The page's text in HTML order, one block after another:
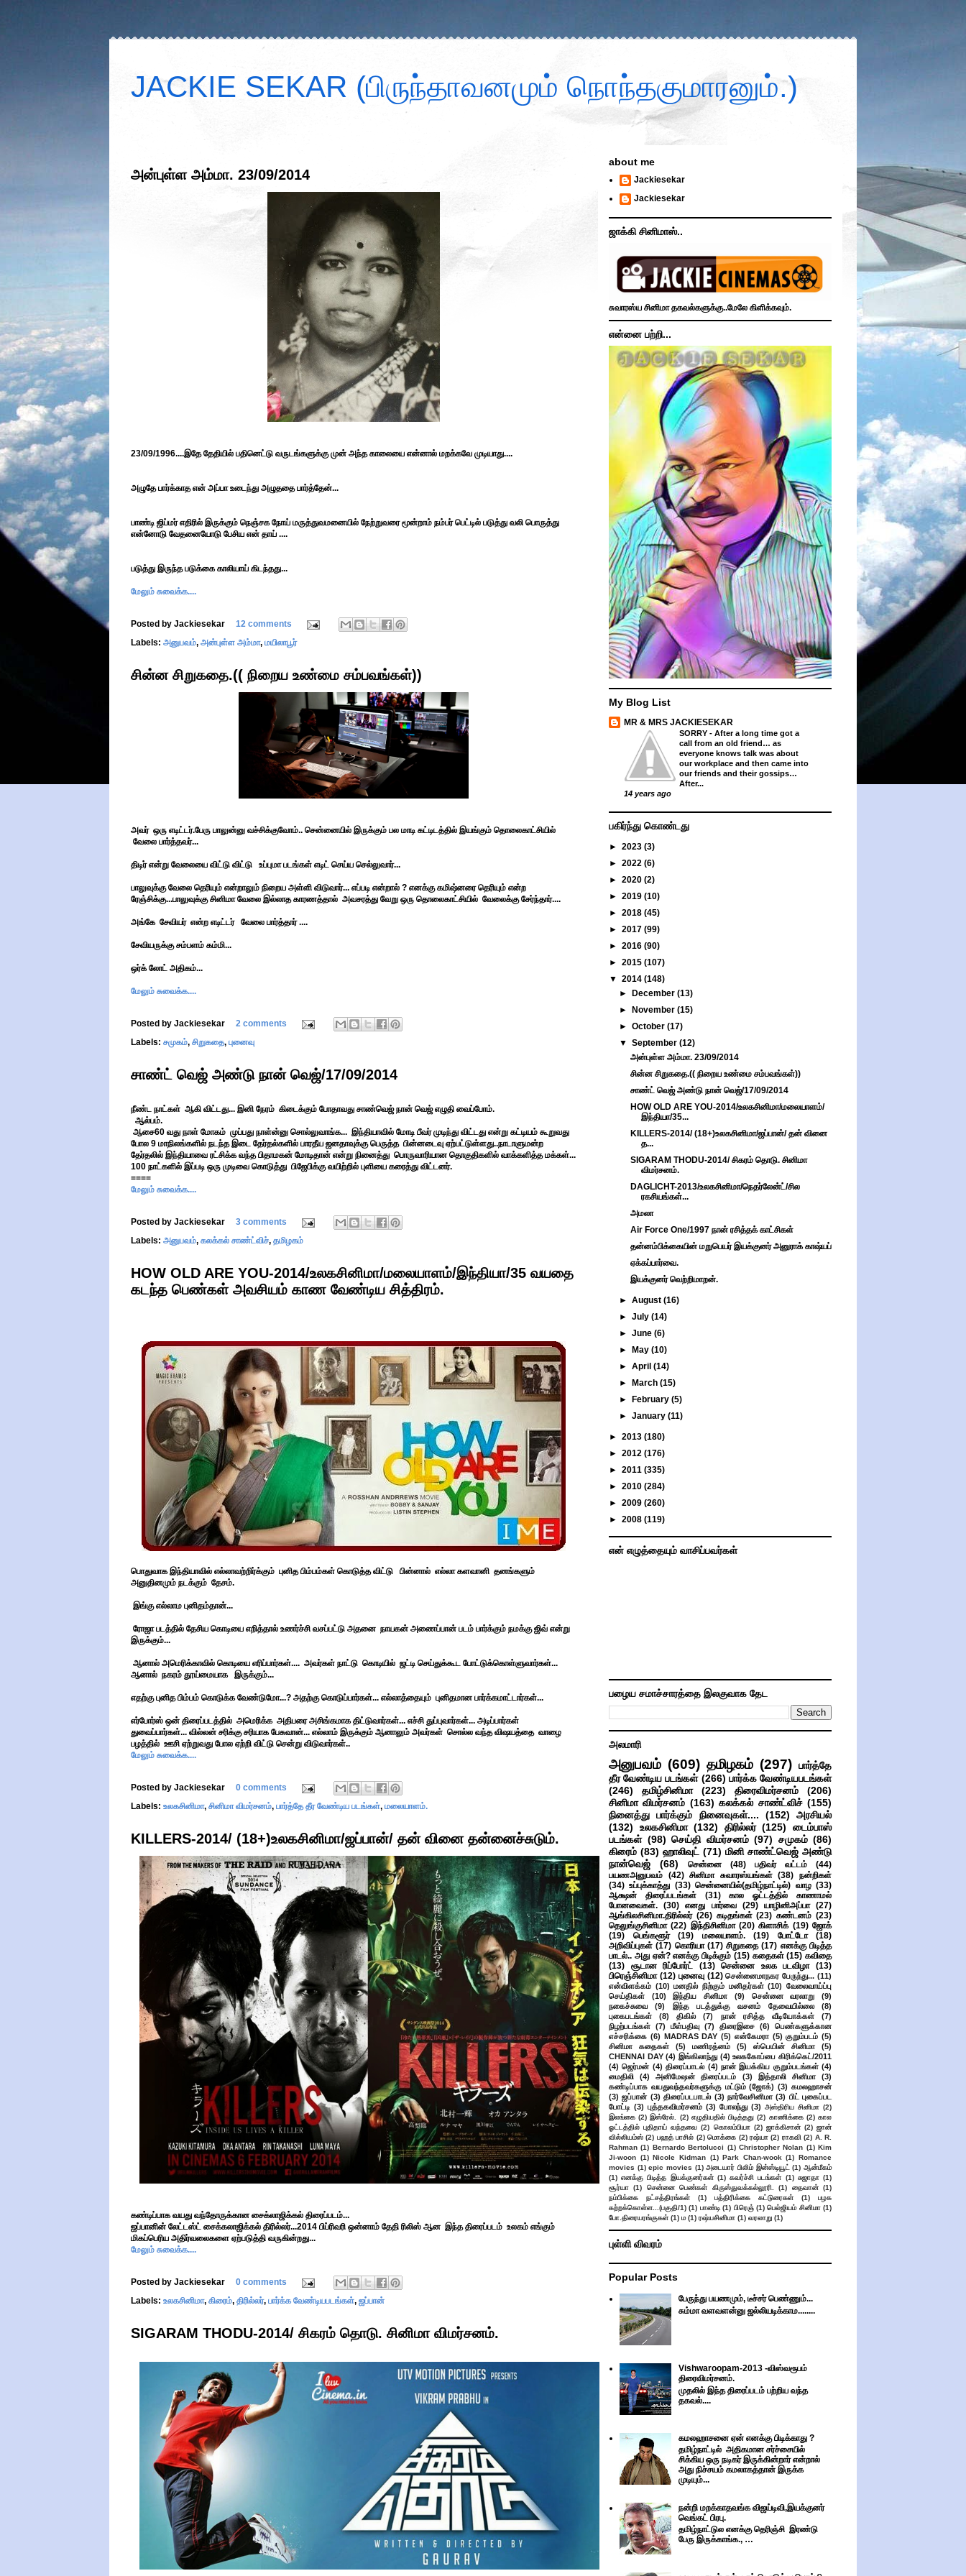
JACKIE SEKAR (பிருந்தாவனமும் நொந்தகுமாரனும்.)
அன்புள்ள அம்மா. 23/09/2014
23/09/1996....இதே தேதியில் பதினெட்டு வருடங்களுக்கு முன் அந்த காலையை என்னால் மறக்கவே முடியாது....
அழுதே பார்க்காத என் அப்பா உடைந்து அழுததை பார்த்தேன்...
பாண்டி ஜிப்மர் எதிரில் இருக்கும் நெஞ்சக நோய் மருத்துவமனையில் நேற்றுவரை மூன்றாம் நம்பர் பெட்டில் படுத்து வலி பொருத்து
என்னோடு வேதனையோடு பேசிய என் தாய் ....
படுத்து இருந்த படுக்கை காலியாய் கிடந்தது...
மேலும் சுவைக்க....
Posted by Jackiesekar
12 comments
Labels: அனுபவம், அன்புள்ள அம்மா, மயிலாபூர்
சின்ன சிறுகதை.(( நிறைய உண்மை சம்பவங்கள்))
அவர் ஒரு எடிட்டர்.பேரு பாலுன்னு வச்சிக்குவோம்.. சென்னையில் இருக்கும் பல மாடி கட்டிடத்தில் இயங்கும் தொலைகாட்சியில்
வேலை பார்த்தவர்...
திடிர் என்று வேலையை விட்டு விட்டு உப்புமா படங்கள் எடிட் செய்ய செல்லுவார்...
பாலுவுக்கு வேலை தெரியும் என்றாலும் நிறைய அள்ளி விடுவார்... எப்படி என்றால் ? எனக்கு கமிஷ்னரை தெரியும் என்ற
ரேஞ்சிக்கு...பாலுவுக்கு சினிமா வேலை இல்லாத காரணத்தால் அவசரத்து வேறு ஒரு தொலைகாட்சியில் வேலைக்கு சேர்ந்தார்....
அங்கே சேவியர் என்ற எடிட்டர் வேலை பார்த்தார் ....
சேவியருக்கு சம்பளம் கம்மி...
ஒர்க் லோட் அதிகம்...
மேலும் சுவைக்க....
Posted by Jackiesekar
2 comments
Labels: சமுகம், சிறுகதை, புனைவு
சாண்ட் வெஜ் அண்டு நான் வெஜ்/17/09/2014
நீண்ட நாட்கள் ஆகி விட்டது... இனி நேரம் கிடைக்கும் போதாவது சாண்வெஜ் நான் வெஜ் எழுதி வைப்போம்.
ஆல்பம்.
ஆசை60 வது நாள் மோகம் முப்பது நாள்ன்னு சொல்லுவாங்க... இந்தியாவில் மோடி பீவர் முடிந்து விட்டது என்று கட்டியம் கூறுவது
போல 9 மாநிலங்களில் நடந்த இடை தேர்தல்களில் பாரதீய ஜனதாவுக்கு பெருத்த பின்னடைவு ஏற்பட்டுள்ளது..நாடாளுமன்ற
தேர்தலில் இந்தியாவை ரட்சிக்க வந்த பிதாமகன் மோடிதான் என்று நினைத்து பொருவாரியான தொகுதிகளில் வாக்களித்த மக்கள்...
100 நாட்களில் இப்படி ஒரு முடிவை கொடுத்து பிஜேபிக்கு வயிற்றில் புளியை கரைத்து விட்டனர்.
====
மேலும் சுவைக்க....
Posted by Jackiesekar
3 comments
Labels: அனுபவம், கலக்கல் சாண்ட்விச், தமிழகம்
HOW OLD ARE YOU-2014/உலகசினிமா/மலையாளம்/இந்தியா/35 வயதை
கடந்த பெண்கள் அவசியம் காண வேண்டிய சித்திரம்.
பொதுவாக இந்தியாவில் எல்லாவற்றிர்க்கும் புனித பிம்பம்கள் கொடுத்த விட்டு பின்னால் எல்லா களவானி தனங்களும்
அனுதினமும் நடக்கும் தேசம்.
இங்கு எல்லாம புனிதம்தான்...
ரோஜா படத்தில் தேசிய கொடியை எறித்தால் உணர்ச்சி வசப்பட்டு அதனை நாயகன் அணைப்பான் படம் பார்க்கும் நமக்கு ஜிவ் என்று
இருக்கும்...
ஆனால் அமெரிக்காவில் கொடியை எரிப்பார்கள்.... அவர்கள் நாட்டு கொடியில் ஜட்டி செய்துக்கூட போட்டுக்கொள்ளுவார்கள்...
ஆனால் நகரம் தூய்மையாக இருக்கும்...
எதற்கு புனித பிம்பம் கொடுக்க வேண்டுமோ...? அதற்கு கொடுப்பார்கள்... எல்லாத்தையும் புனிதமான பார்க்கமாட்டார்கள்...
எர்போர்ஸ் ஒன் திரைப்படத்தில் அமெரிக்க அதிபரை அசிங்கமாக திட்டுவார்கள்... எச்சி துப்புவார்கள்... அடிப்பார்கள்
துவைப்பார்கள்... வில்லன் சரிக்கு சரியாக பேசுவான்... எல்லாம் இருக்கும் ஆனாலும் அவர்கள் சொல்ல வந்த விஷயத்தை வாழை
பழத்தில் ஊசி ஏற்றுவது போல ஏற்றி விட்டு சென்று விடுவார்கள்..
மேலும் சுவைக்க....
Posted by Jackiesekar
0 comments
Labels: உலகசினிமா, சினிமா விமர்சனம், பார்த்தே தீர வேண்டிய படங்கள், மலையாளம்.
KILLERS-2014/ (18+)உலகசினிமா/ஜப்பான்/ தன் வினை தன்னைச்சுடும்.
கண்டிப்பாக வயது வந்தோருக்கான சைக்லாஜிக்கல் திரைப்படம்...
ஜப்பானின் லேட்டஸ்ட் சைக்கலாஜிக்கல் திரில்லர்...2014 பிப்ரிவரி ஒன்னாம் தேதி ரிலிஸ் ஆன இந்த திரைப்படம் உலகம் எங்கும்
மிகப்பெரிய அதிர்வலைகளை ஏற்படுத்தி வருகின்றது...
மேலும் சுவைக்க....
Posted by Jackiesekar
0 comments
Labels: உலகசினிமா, கிரைம், திரில்லர், பார்க்க வேண்டியபடங்கள், ஜப்பான்
SIGARAM THODU-2014/ சிகரம் தொடு. சினிமா விமர்சனம்.
about me
Jackiesekar
Jackiesekar
ஜாக்கி சினிமாஸ்..
சுவாரஸ்ய சினிமா தகவல்களுக்கு..மேலே கிளிக்கவும்.
என்னை பற்றி...
My Blog List
MR & MRS JACKIESEKAR
SORRY - After a long time got a
call from an old friend… as
everyone knows talk was about
our workplace and then came into
our friends and their gossips…
After...
14 years ago
பகிர்ந்து கொண்டது
► 2023 (3)
► 2022 (6)
► 2020 (2)
► 2019 (10)
► 2018 (45)
► 2017 (99)
► 2016 (90)
► 2015 (107)
▼ 2014 (148)
►
December(13)
►
November(15)
►October(17)
▼September(12)
அன்புள்ள அம்மா. 23/09/2014
சின்ன சிறுகதை.(( நிறைய உண்மை சம்பவங்கள்))
சாண்ட் வெஜ் அண்டு நான் வெஜ்/17/09/2014
HOW OLD ARE YOU-2014/உலகசினிமா/மலையாளம்/
இந்தியா/35...
KILLERS-2014/ (18+)உலகசினிமா/ஜப்பான்/ தன் வினை
த...
SIGARAM THODU-2014/ சிகரம் தொடு. சினிமா
விமர்சனம்.
DAGLICHT-2013/உலகசினிமா/நெதர்லேன்ட்/சில
ரகசியங்கள்...
அமலா
Air Force One/1997 நான் ரசித்தக் காட்சிகள்
தன்னம்பிக்கையின் மறுபெயர் இயக்குனர் அனுராக் காஷ்யப்
ஏக்கப்பார்வை.
இயக்குனர் வெற்றிமாறன்.
►August(16)
►July(14)
►June(6)
►
May(10)
►April(14)
►
March(15)
►
February(5)
►January(11)
► 2013 (180)
► 2012 (176)
► 2011 (335)
► 2010 (284)
► 2009 (260)
► 2008 (119)
என் எழுத்தையும் வாசிப்பவர்கள்
பழைய சமாச்சாரத்தை இலகுவாக தேட
அலமாரி
அனுபவம் (609) தமிழகம் (297) பார்த்தே
தீர வேண்டிய படங்கள் (266) பார்க்க வேண்டியபடங்கள்
(246)
தமிழ்சினிமா (223) திரைவிமர்சனம்
(206)
சினிமா விமர்சனம் (163) கலக்கல் சாண்ட்விச் (155)
நினைத்து பார்க்கும் நினைவுகள்....
(152)
அரசியல்
(132)
உலகசினிமா (132) திரில்லர் (125)
டைம்பாஸ்
படங்கள் (98) செய்தி விமர்சனம் (97) சமுகம் (86)
கிரைம் (83) ஹாலிவுட் (71) மினி சாண்ட்வெஜ் அண்டு
நான்வெஜ்
(68) சென்னை (48) பதிவர் வட்டம்
(44)
பயணஅனுபவம் (42) சினிமா சுவாரஸ்யங்கள் (38) நன்றிகள்
(34) உப்புக்காத்து (33) சென்னையில்(தமிழ்நாட்டில்) வாழ (33)
ஆக்ஷன் திரைப்படங்கள்
(31)
கால ஓட்டத்தில் காணாமல்
போனவைகள். (30) எனது பார்வை (29) யாழினிஅப்பா (27)
ஆங்கிலசினிமா.திரில்லர் (26) கடிதங்கள் (23) கண்டனம் (23)
தெலுங்குசினிமா (22) இந்திசினிமா (20) கிளாசிக் (19) ஜோக்
(19)
பெங்களூர் (19) மலையாளம். (19) போட்டோ
(18)
அறிவிப்புகள் (17) கொரியா (17) சிறுகதை (17) எனக்கு பிடித்த
பாடல்.. அது ஏன்? எனக்கு பிடிக்கும் (15) கதைகள் (15) கவிதை
(13)
சூடான ரிப்போர்ட் (13) சென்னை உலக படவிழா
(13)
பிரெஞ்சினிமா (12) புனைவு (12) சென்னைமாநகர பேருந்து... (11)
என்விளக்கம் (10) மனதில் நிற்கும் மனிதர்கள் (10) வேலைவாய்ப்பு
செய்திகள்
(10) இந்திய சினிமா (9) சென்னை வரலாறு
(9)
நகைச்சுவை
(9) இந்த படத்துக்கு வசனம் தேவையில்லை
(8)
புகைபடங்கள்
(8) திகில் (7) நான் ரசித்த வீடியோக்கள்
(7)
நிழற்படங்கள் (7) மீள்பதிவு (7) திரைஇசை (6)
பெண்களுக்கான
எச்சரிக்கை (6) MADRAS DAY (5) என்கேமரா (5) குறும்படம் (5)
சினிமா கதைகள்
(5) மணிரத்னம் (5) ஸ்பெயின் சினிமா
(5)
CHENNAI DAY (4) இங்கிலாந்து (4) உலககோப்பை கிரிக்கெட்/2011
(4) ஜெர்மன் (4) திரைப்பாடல் (4) நான் இயக்கிய குறும்படங்கள் (4)
மைதிலி
(4) அனிமேஷன் திரைப்படம் (3) இத்தாலி சினிமா
(3)
கண்டிப்பாக வயதுவந்தவர்களுக்கு மட்டும் (ஜோக்) (3) கமலஹாசன்
(3) ஜப்பான் (3) திரைப்படபாடல் (3) நார்வேசினிமா (3) பிட் புகைப்பட
போட்டி (3) புத்தகவிமர்சனம் (3) போலந்து (3) அஸ்திரிய சினிமா (2)
இலங்கை (2) இஸ்ரேல். (2) எழுதியதில் பிடித்தது (2) காணிக்கை (2) கால
ஓட்டத்தில் புதிதாய் வந்தவை (2) கொலம்பியா (2) ஜாக்கிசான் (2) ஜான்
வில்லியம்ஸ் (2) பஹத் பாசில் (2) மொக்கை (2) ரஷ்யா (2) ராகவி (2) A. R.
Rahman (1) Bernardo Bertolucci (1) Christopher Nolan (1) Kim
Ji-woon (1) Nicole Kidman (1) Park Chan-wook (1) Romance
movies (1) epic movies (1) அடையார் பிலிம் இன்ஸ்டியூட் (1) ஆன்மீகம்
(1) எனக்கு பிடித்த இயக்குனர்கள் (1) கவர்ச்சி படங்கள் (1) சுஜாதா (1)
சூர்யா (1) சென்னை பெண்கள் கிருஸ்துவக்கல்லூரி. (1) தைவான் (1)
நம்பிக்கை நட்சத்திரங்கள்
(1) பத்திரிக்கை கட்டுரைகள் (1)
பழக
கற்றக்கொள்ள...(பகுதி/1) (1) பாண்டி (1) பிரெஞ் (1) பெல்ஜியம் சினிமா (1)
போ.திரையரங்குகள் (1) ம (1) ரஷ்யசினிமா (1) வரலாறு (1)
புள்ளி விவரம்
Popular Posts
பேருந்து பயணமும், டீச்சர் பெண்ணும்...
சும்மா வளவளன்னு ஜல்லியடிக்காம........
Vishwaroopam-2013 -விஸ்வரூபம்
திரைவிமர்சனம்.
முதலில் இந்த திரைப்படம் பற்றிய வந்த
தகவல்....
கமலஹாசனை ஏன் எனக்கு பிடிக்காது ?
தமிழ்நாட்டில் அதிகமான சர்ச்சையில்
சிக்கிய ஒரு நடிகர் இருக்கின்றார் என்றால்
அது நிச்சயம் கமலாகத்தான் இருக்க
முடியும்...
நன்றி மறக்காதவங்க விஜய்டிவி,இயக்குனர்
வெங்கட் பிரபு.
தமிழ்நாட்டுல எனக்கு தெரிஞ்சி இரண்டு
பேரு இருக்காங்க., …